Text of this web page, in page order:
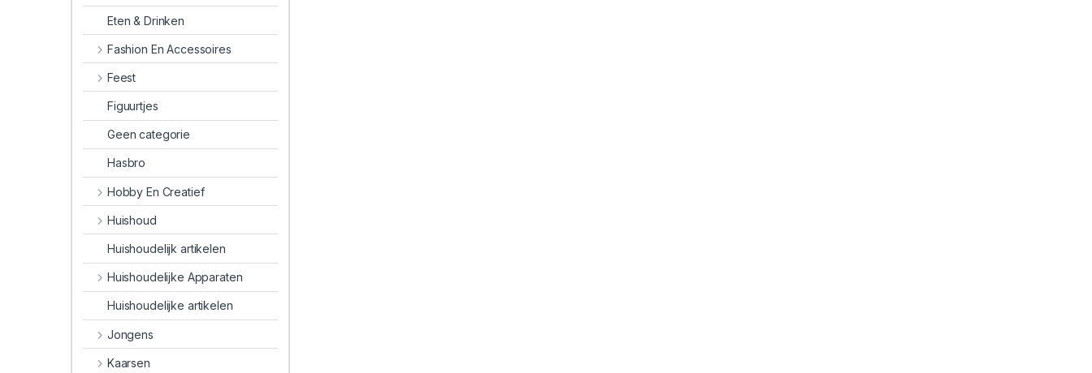
Eten & Drinken
Fashion En Accessoires
Feest
Figuurtjes
Geen categorie
Hasbro
Hobby En Creatief
Huishoud
Huishoudelijk artikelen
Huishoudelijke Apparaten
Huishoudelijke artikelen
Jongens
Kaarsen